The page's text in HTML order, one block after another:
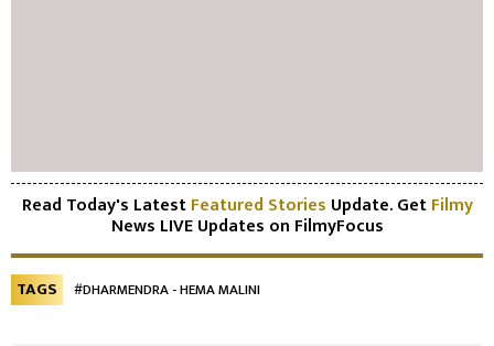
Read Today's LatestFeatured Stories Update. GetFilmy
News LIVE Updates on FilmyFocus
TAGS #DHARMENDRA - HEMA MALINI